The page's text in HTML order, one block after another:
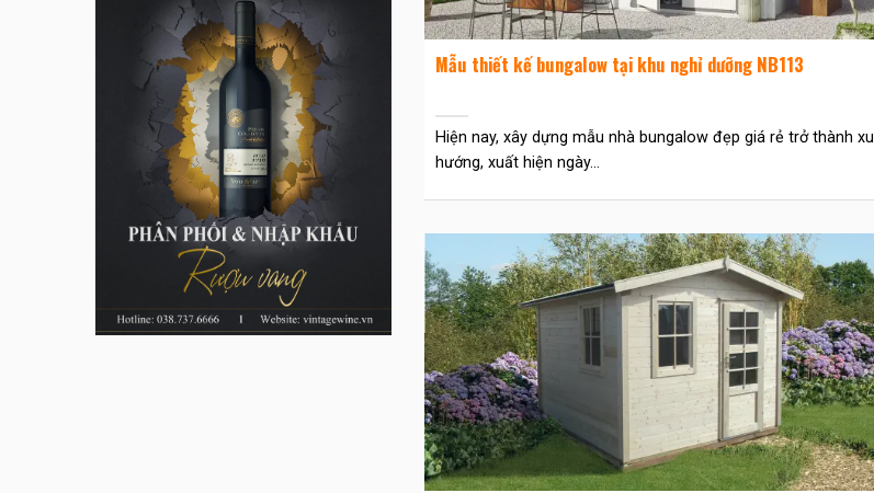
Mẫu thiết kế bungalow tại khu nghỉ dưỡng NB113
Hiện nay, xây dựng mẫu nhà bungalow đẹp giá rẻ trở thành xu
hướng, xuất hiện ngày...